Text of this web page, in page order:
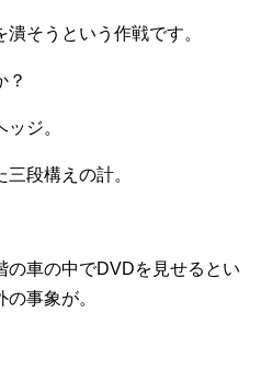
そうという作戦です。
？
ジ。
段構えの計。
の車の中でDVDを見せるとい
事象が。